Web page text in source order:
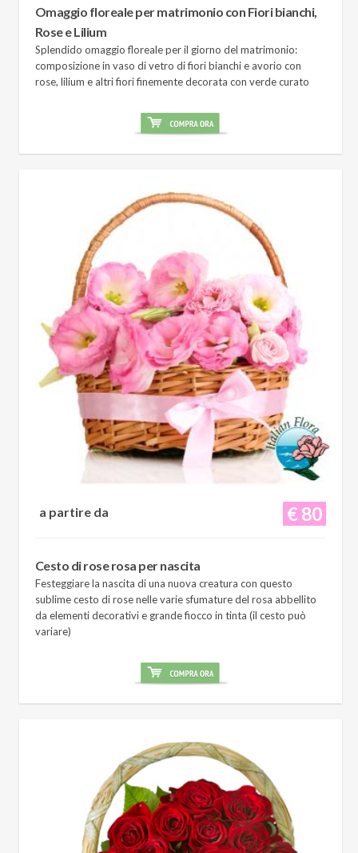
Omaggio floreale per matrimonio con Fiori bianchi,
Rose e Lilium
Splendido omaggio floreale per il giorno del matrimonio:
composizione in vaso di vetro di fiori bianchi e avorio con
rose, lilium e altri fiori finemente decorata con verde curato
€ 80
a partire da
Cesto di rose rosa per nascita
Festeggiare la nascita di una nuova creatura con questo
sublime cesto di rose nelle varie sfumature del rosa abbellito
da elementi decorativi e grande fiocco in tinta (il cesto può
variare)